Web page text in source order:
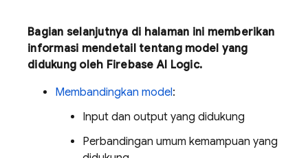
Bagian selanjutnya di halaman ini memberikan
informasi mendetail tentang model yang
didukung oleh Firebase AI Logic.
Membandingkan model:
Input dan output yang didukung
Perbandingan umum kemampuan yang